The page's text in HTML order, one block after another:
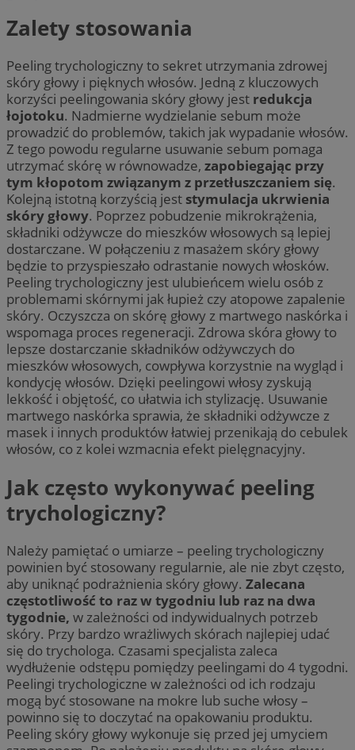
Zalety stosowania
Peeling trychologiczny to sekret utrzymania zdrowej
skóry głowy i pięknych włosów. Jedną z kluczowych
korzyści peelingowania skóry głowy jest redukcja
łojotoku. Nadmierne wydzielanie sebum może
prowadzić do problemów, takich jak wypadanie włosów.
Z tego powodu regularne usuwanie sebum pomaga
utrzymać skórę w równowadze, zapobiegając przy
tym kłopotom związanym z przetłuszczaniem się.
Kolejną istotną korzyścią jest stymulacja ukrwienia
skóry głowy. Poprzez pobudzenie mikrokrążenia,
składniki odżywcze do mieszków włosowych są lepiej
dostarczane. W połączeniu z masażem skóry głowy
będzie to przyspieszało odrastanie nowych włosków.
Peeling trychologiczny jest ulubieńcem wielu osób z
problemami skórnymi jak łupież czy atopowe zapalenie
skóry. Oczyszcza on skórę głowy z martwego naskórka i
wspomaga proces regeneracji. Zdrowa skóra głowy to
lepsze dostarczanie składników odżywczych do
mieszków włosowych, cowpływa korzystnie na wygląd i
kondycję włosów. Dzięki peelingowi włosy zyskują
lekkość i objętość, co ułatwia ich stylizację. Usuwanie
martwego naskórka sprawia, że składniki odżywcze z
masek i innych produktów łatwiej przenikają do cebulek
włosów, co z kolei wzmacnia efekt pielęgnacyjny.
Jak często wykonywać peeling
trychologiczny?
Należy pamiętać o umiarze – peeling trychologiczny
powinien być stosowany regularnie, ale nie zbyt często,
aby uniknąć podrażnienia skóry głowy. Zalecana
częstotliwość to raz w tygodniu lub raz na dwa
tygodnie, w zależności od indywidualnych potrzeb
skóry. Przy bardzo wrażliwych skórach najlepiej udać
się do trychologa. Czasami specjalista zaleca
wydłużenie odstępu pomiędzy peelingami do 4 tygodni.
Peelingi trychologiczne w zależności od ich rodzaju
mogą być stosowane na mokre lub suche włosy –
powinno się to doczytać na opakowaniu produktu.
Peeling skóry głowy wykonuje się przed jej umyciem